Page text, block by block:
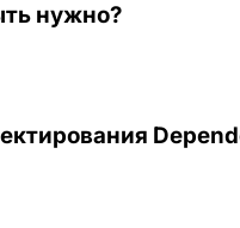
нужно?